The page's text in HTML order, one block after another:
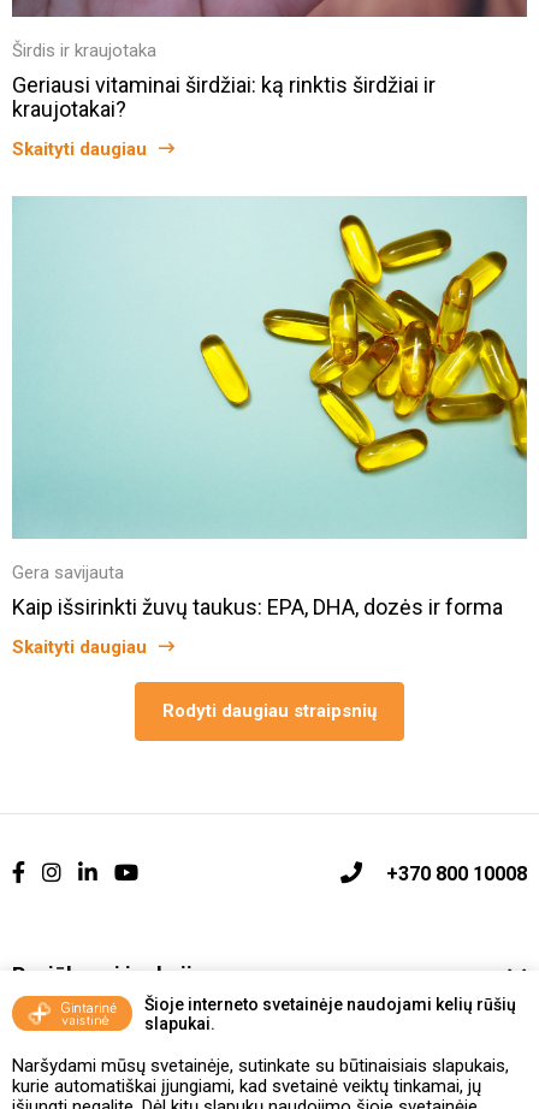
Šioje interneto svetainėje naudojami kelių rūšių
slapukai.
Naršydami mūsų svetainėje, sutinkate su būtinaisiais slapukais,
kurie automatiškai įjungiami, kad svetainė veiktų tinkamai, jų
Širdis ir kraujotaka
Geriausi vitaminai širdžiai: ką rinktis širdžiai ir
kraujotakai?
Skaityti daugiau
Gera savijauta
Kaip išsirinkti žuvų taukus: EPA, DHA, dozės ir forma
Skaityti daugiau
Rodyti daugiau straipsnių
+370 800 10008
Pasiūlymai ir akcijos
Vakcinavimo tvarka ir taisyklės
Kontaktai ir Karjera